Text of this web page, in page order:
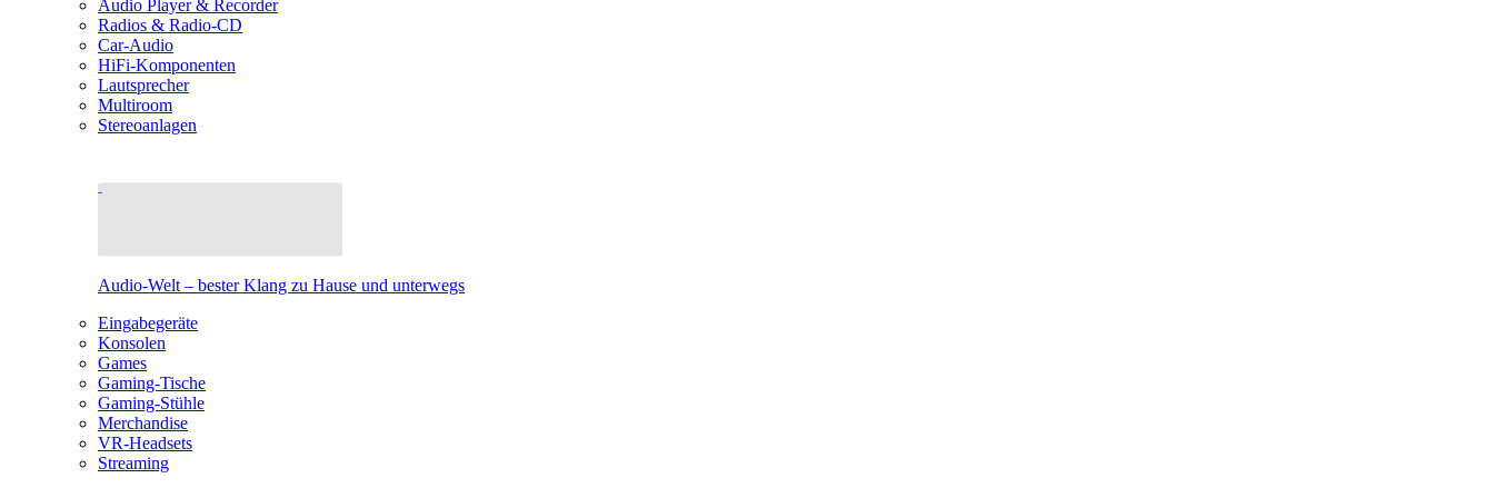
Audio Player & Recorder
Radios & Radio-CD
Car-Audio
HiFi-Komponenten
Lautsprecher
Multiroom
Stereoanlagen
Audio-Welt – bester Klang zu Hause und unterwegs
Eingabegeräte
Konsolen
Games
Gaming-Tische
Gaming-Stühle
Merchandise
VR-Headsets
Streaming